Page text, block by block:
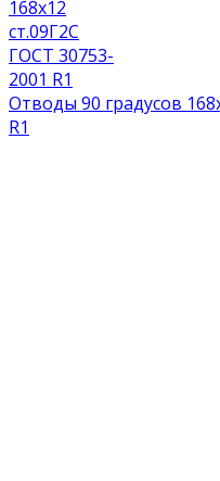
Отводы 90 градусов
R1